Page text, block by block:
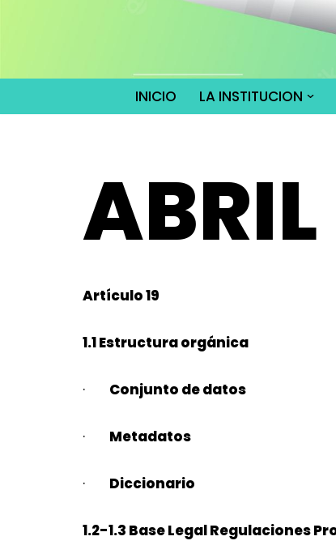
INICIO LA INSTITUCION
ABRIL
Artículo 19
1.1 Estructura orgánica
· Conjunto de datos
· Metadatos
· Diccionario
1.2-1.3 Base Legal Regulaciones